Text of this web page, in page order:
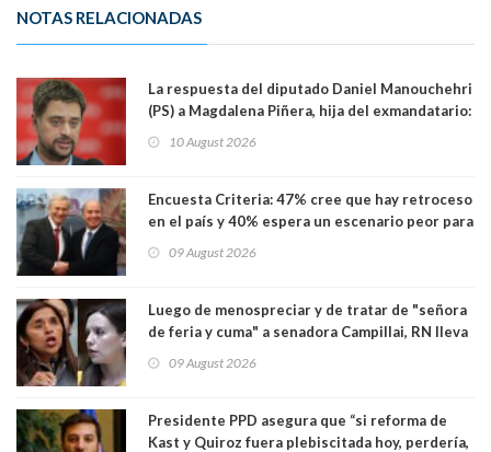
NOTAS RELACIONADAS
La respuesta del diputado Daniel Manouchehri
(PS) a Magdalena Piñera, hija del exmandatario:
creían intocables"
10 August 2026
Encuesta Criteria: 47% cree que hay retroceso
en el país y 40% espera un escenario peor para
09 August 2026
Luego de menospreciar y de tratar de "señora
de feria y cuma" a senadora Campillai, RN lleva
09 August 2026
Presidente PPD asegura que “si reforma de
Kast y Quiroz fuera plebiscitada hoy, perdería,